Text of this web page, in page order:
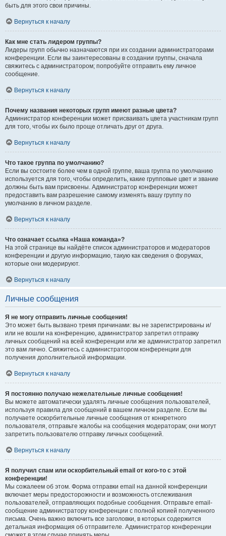
быть для этого свои причины.
Вернуться к началу
Как мне стать лидером группы?
Лидеры групп обычно назначаются при их создании администраторами
конференции. Если вы заинтересованы в создании группы, сначала
свяжитесь с администратором; попробуйте отправить ему личное
сообщение.
Вернуться к началу
Почему названия некоторых групп имеют разные цвета?
Администратор конференции может присваивать цвета участникам групп
для того, чтобы их было проще отличать друг от друга.
Вернуться к началу
Что такое группа по умолчанию?
Если вы состоите более чем в одной группе, ваша группа по умолчанию
используется для того, чтобы определить, какие групповые цвет и звание
должны быть вам присвоены. Администратор конференции может
предоставить вам разрешение самому изменять вашу группу по
умолчанию в личном разделе.
Вернуться к началу
Что означает ссылка «Наша команда»?
На этой странице вы найдёте список администраторов и модераторов
конференции и другую информацию, такую как сведения о форумах,
которые они модерируют.
Вернуться к началу
Личные сообщения
Я не могу отправить личные сообщения!
Это может быть вызвано тремя причинами: вы не зарегистрированы и/
или не вошли на конференцию, администратор запретил отправку
личных сообщений на всей конференции или же администратор запретил
это вам лично. Свяжитесь с администратором конференции для
получения дополнительной информации.
Вернуться к началу
Я постоянно получаю нежелательные личные сообщения!
Вы можете автоматически удалять личные сообщения пользователей,
используя правила для сообщений в вашем личном разделе. Если вы
получаете оскорбительные личные сообщения от конкретного
пользователя, отправьте жалобы на сообщения модераторам; они могут
запретить пользователю отправку личных сообщений.
Вернуться к началу
Я получил спам или оскорбительный email от кого-то с этой
конференции!
Мы сожалеем об этом. Форма отправки email на данной конференции
включает меры предосторожности и возможность отслеживания
пользователей, отправляющих подобные сообщения. Отправьте email-
сообщение администратору конференции с полной копией полученного
письма. Очень важно включить все заголовки, в которых содержится
детальная информация об отправителе. Администратор конференции